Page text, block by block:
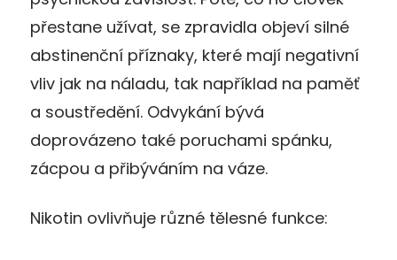
přestane užívat, se zpravidla objeví silné
abstinenční příznaky, které mají negativní
vliv jak na náladu, tak například na paměť
a soustředění. Odvykání bývá
doprovázeno také poruchami spánku,
zácpou a přibýváním na váze.
Nikotin ovlivňuje různé tělesné funkce: